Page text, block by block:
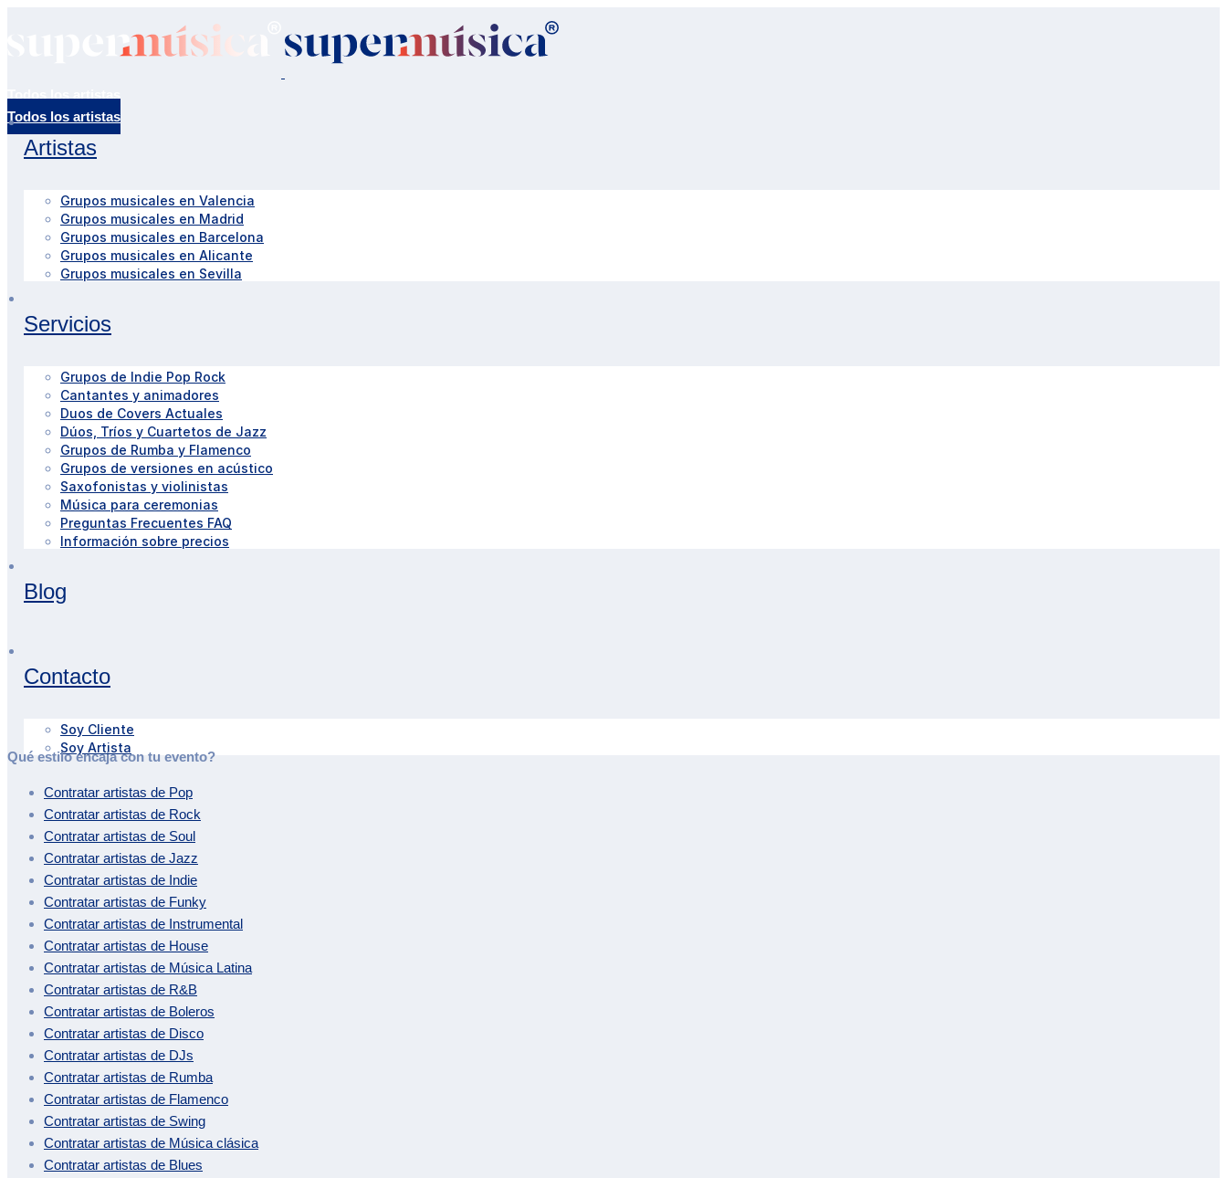
Todos los artistas
Artistas
Grupos musicales en Valencia
Grupos musicales en Madrid
Grupos musicales en Barcelona
Grupos musicales en Alicante
Grupos musicales en Sevilla
Servicios
Grupos de Indie Pop Rock
Cantantes y animadores
Duos de Covers Actuales
Dúos, Tríos y Cuartetos de Jazz
Grupos de Rumba y Flamenco
Grupos de versiones en acústico
Saxofonistas y violinistas
Música para ceremonias
Preguntas Frecuentes FAQ
Información sobre precios
Blog
Contacto
Soy Cliente
Soy Artista
Qué estilo encaja con tu evento?
Contratar artistas de Pop
Contratar artistas de Rock
Contratar artistas de Soul
Contratar artistas de Jazz
Contratar artistas de Indie
Contratar artistas de Funky
Contratar artistas de Instrumental
Contratar artistas de House
Contratar artistas de Música Latina
Contratar artistas de R&B
Contratar artistas de Boleros
Contratar artistas de Disco
Contratar artistas de DJs
Contratar artistas de Rumba
Contratar artistas de Flamenco
Contratar artistas de Swing
Contratar artistas de Música clásica
Contratar artistas de Blues